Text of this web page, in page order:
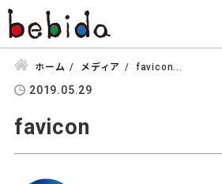
ホーム メディア favicon...
2019.05.29
favicon